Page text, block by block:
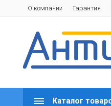
О компании Гарантия
Каталог